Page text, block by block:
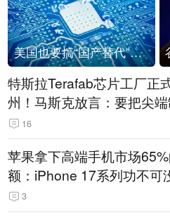
美国也要搞“国产替代”？先算清三笔账
特斯拉Terafab芯片工厂正
州！马斯克放言：要把尖
回美国
16
苹果拿下高端手机市场
额：iPhone 17系列功不可
3